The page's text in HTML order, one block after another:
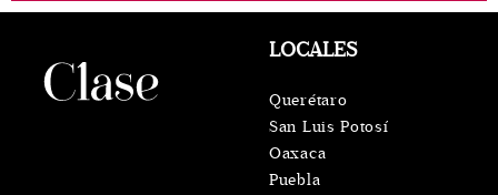
LOCALES
Querétaro
San Luis Potosí
Oaxaca
Puebla